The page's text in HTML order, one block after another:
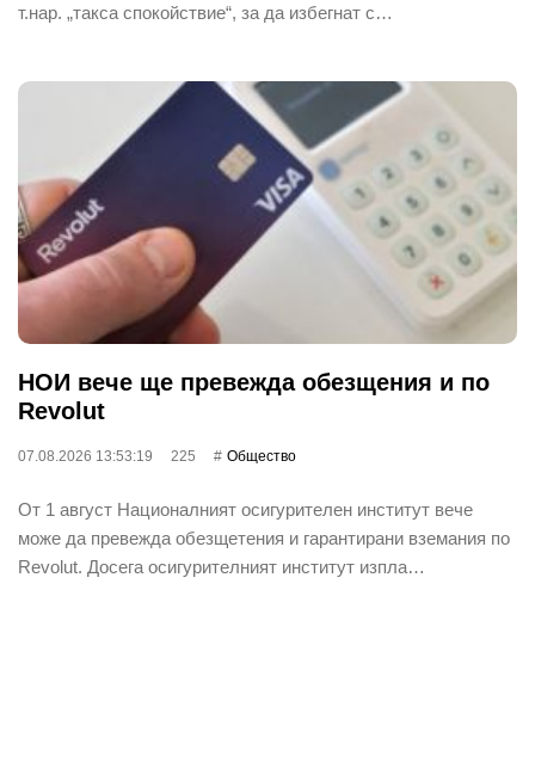
т.нар. „такса спокойствие“, за да избегнат с…
НОИ вече ще превежда обезщения и по
Revolut
07.08.2026 13:53:19 225 Общество
От 1 август Националният осигурителен институт вече
може да превежда обезщетения и гарантирани вземания по
Revolut. Досега осигурителният институт изпла…